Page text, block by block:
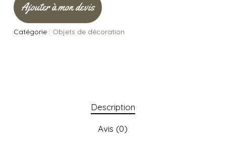
Ajouter à mon devis
Catégorie : Objets de décoration
Description
Avis (0)